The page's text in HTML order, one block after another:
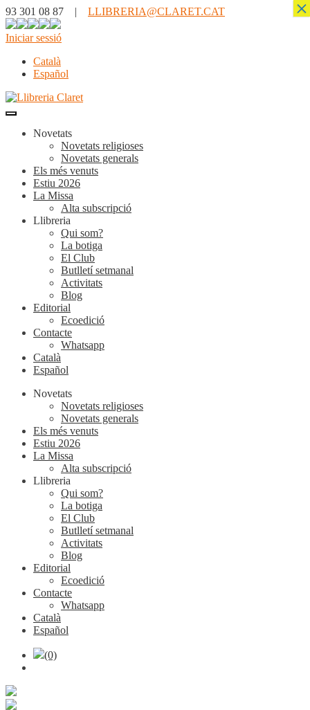
93 301 08 87 | LLIBRERIA@CLARET.CAT
Iniciar sessió
Català
Español
Novetats
Novetats religioses
Novetats generals
Els més venuts
Estiu 2026
La Missa
Alta subscripció
Llibreria
Qui som?
La botiga
El Club
Butlletí setmanal
Activitats
Blog
Editorial
Ecoedició
Contacte
Whatsapp
Català
Español
Novetats
Novetats religioses
Novetats generals
Els més venuts
Estiu 2026
La Missa
Alta subscripció
Llibreria
Qui som?
La botiga
El Club
Butlletí setmanal
Activitats
Blog
Editorial
Ecoedició
Contacte
Whatsapp
Català
Español
(0)
×